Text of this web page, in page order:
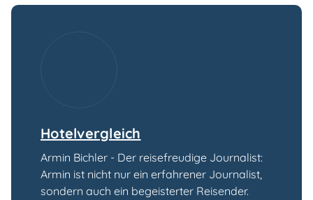
Hotelvergleich
Armin Bichler - Der reisefreudige Journalist:
Armin ist nicht nur ein erfahrener Journalist,
sondern auch ein begeisterter Reisender.